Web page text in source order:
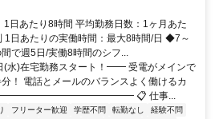
日あたり8時間 平均勤務日数：1ヶ月あた
1日あたりの実働時間：最大8時間/日 ◆7～
で週5日/実働8時間のシフ...
水)在宅勤務スタート！━━ 受電がメインで
！ 電話とメールのバランスよく働けるカ
す♪ ━━━━━━━━━━━━━━ 📋 仕事...
フリーター歓迎 学歴不問 転勤なし
経験不問